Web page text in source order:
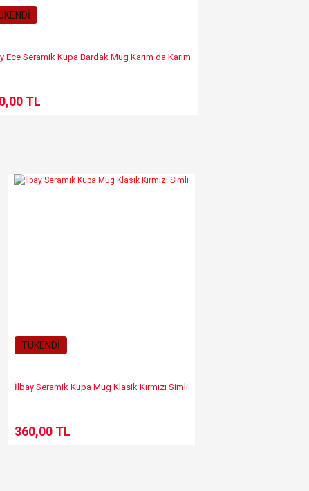
Ece Seramik Kupa Bardak Mug Karım da Karım
TL
TÜKENDİ
İlbay Seramik Kupa Mug Klasik Kırmızı Simli
360,00 TL